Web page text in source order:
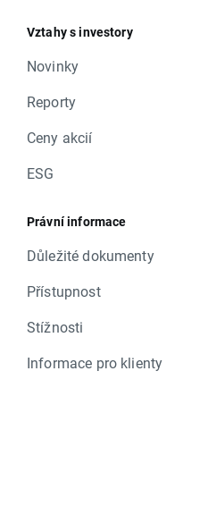
Vztahy s investory
Novinky
Reporty
Ceny akcií
ESG
Právní informace
Důležité dokumenty
Přístupnost
Stížnosti
Informace pro klienty